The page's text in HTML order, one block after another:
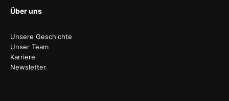
Über uns
Unsere Geschichte
Unser Team
Karriere
Newsletter